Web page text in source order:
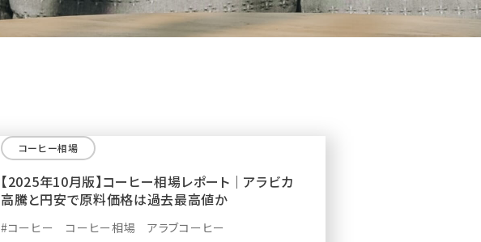
コーヒー相場
【2025年10月版】コーヒー相場レポート｜アラビカ
高騰と円安で原料価格は過去最高値か
#コーヒー コーヒー相場 アラブコーヒー